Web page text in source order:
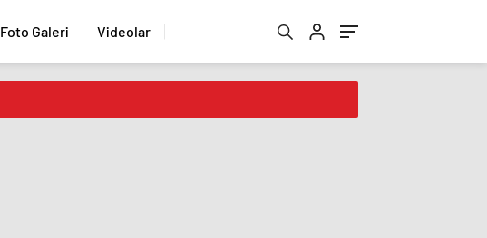
Foto Galeri Videolar